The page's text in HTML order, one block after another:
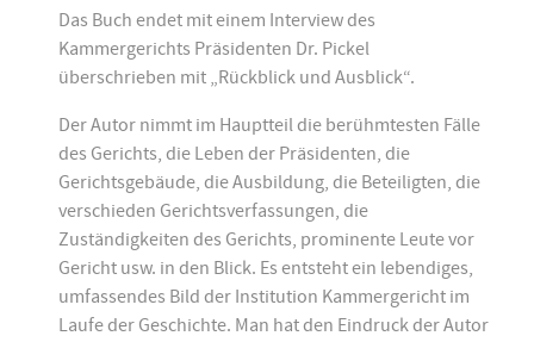
Das Buch endet mit einem Interview des
Kammergerichts Präsidenten Dr. Pickel
überschrieben mit „Rückblick und Ausblick“.
Der Autor nimmt im Hauptteil die berühmtesten Fälle
des Gerichts, die Leben der Präsidenten, die
Gerichtsgebäude, die Ausbildung, die Beteiligten, die
verschieden Gerichtsverfassungen, die
Zuständigkeiten des Gerichts, prominente Leute vor
Gericht usw. in den Blick. Es entsteht ein lebendiges,
umfassendes Bild der Institution Kammergericht im
Laufe der Geschichte. Man hat den Eindruck der Autor